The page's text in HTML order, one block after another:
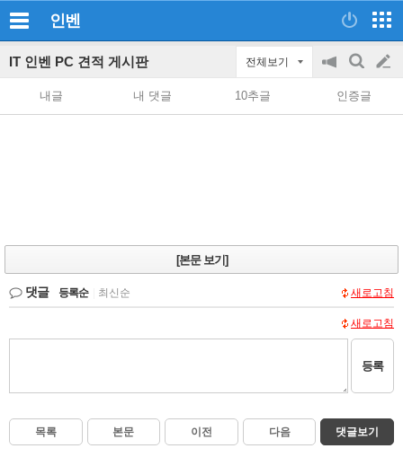
인벤
IT 인벤 PC 견적 게시판 전체보기
공
on/off
검
색
글
쓰
내글 내 댓글 10추글 인증글
[본문 보기]
댓글 등록순 최신순 새로고침
새로고침
등록
목록 본문 이전 다음 댓글보기